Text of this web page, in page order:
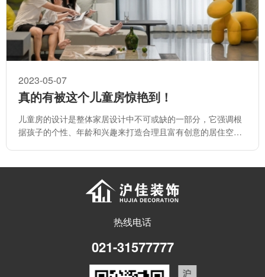
2023-05-07
真的有被这个儿童房惊艳到！
儿童房的设计是整体家居设计中不可或缺的一部分，它强调根
据孩子的个性、年龄和兴趣来打造合理且富有创意的居住空
热线电话
021-31577777